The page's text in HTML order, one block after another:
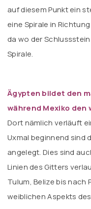
auf diesem Punkt ein
eine Spirale in
da wo der
Spirale.
Ägypten bildet den
während Mexiko
Dort nämlich verläuft
Uxmal beginnend sind
angelegt. Dies sind
Linien des Gitters
Tulum, Belize bis nach
weiblichen Aspekts